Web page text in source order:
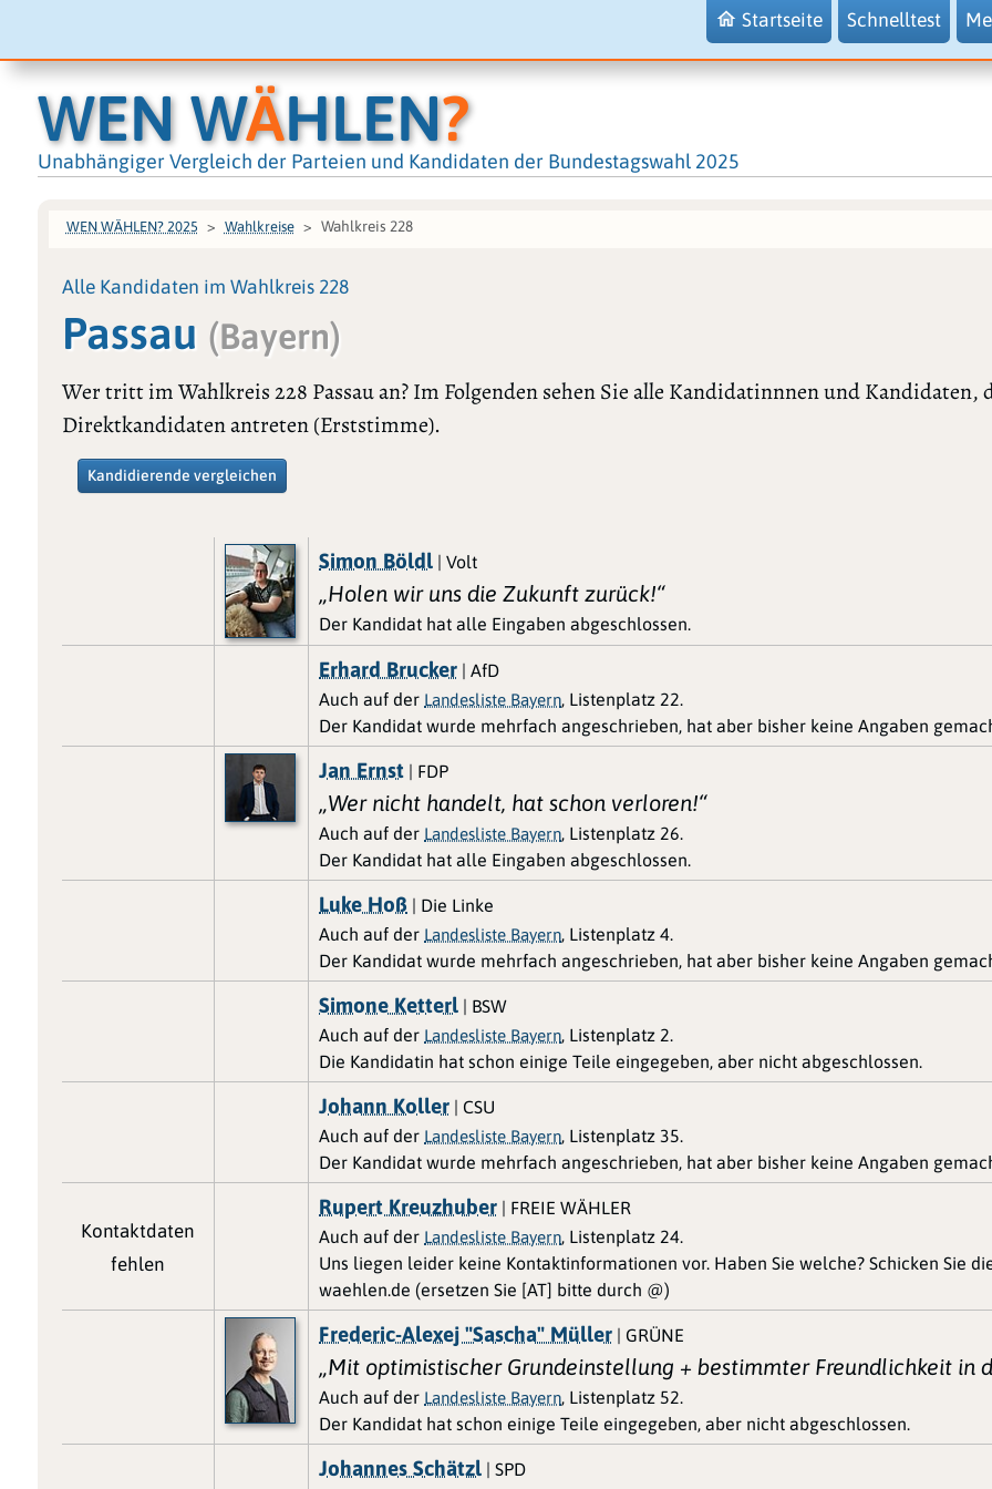
Startseite Schnelltest
WEN WÄHLEN?
Unabhängiger Vergleich der Parteien und Kandidaten der Bundestagswahl 2025
WEN WÄHLEN? 2025 Wahlkreise Wahlkreis 228
Alle Kandidaten im Wahlkreis 228
Passau (Bayern)
Wer tritt im Wahlkreis 228 Passau an? Im Folgenden sehen Sie alle Kandidatinnnen und Kandidaten,
Direktkandidaten antreten (Erststimme).
Kandidierende vergleichen
Simon Böldl | Volt
„Holen wir uns die Zukunft zurück!“
Der Kandidat hat alle Eingaben abgeschlossen.
Erhard Brucker | AfD
Auch auf der Landesliste Bayern, Listenplatz 22.
Der Kandidat wurde mehrfach angeschrieben, hat aber bisher keine Angaben
Jan Ernst | FDP
„Wer nicht handelt, hat schon verloren!“
Auch auf der Landesliste Bayern, Listenplatz 26.
Der Kandidat hat alle Eingaben abgeschlossen.
Luke Hoß | Die Linke
Auch auf der Landesliste Bayern, Listenplatz 4.
Der Kandidat wurde mehrfach angeschrieben, hat aber bisher keine Angaben
Simone Ketterl | BSW
Auch auf der Landesliste Bayern, Listenplatz 2.
Die Kandidatin hat schon einige Teile eingegeben, aber nicht abgeschlossen.
Johann Koller | CSU
Auch auf der Landesliste Bayern, Listenplatz 35.
Der Kandidat wurde mehrfach angeschrieben, hat aber bisher keine Angaben
Kontaktdaten
fehlen
Rupert Kreuzhuber | FREIE WÄHLER
Auch auf der Landesliste Bayern, Listenplatz 24.
Uns liegen leider keine Kontaktinformationen vor. Haben Sie welche? Schicken Sie
waehlen.de (ersetzen Sie [AT] bitte durch @)
Frederic-Alexej "Sascha" Müller | GRÜNE
„Mit optimistischer Grundeinstellung + bestimmter Freundlichkeit in
Auch auf der Landesliste Bayern, Listenplatz 52.
Der Kandidat hat schon einige Teile eingegeben, aber nicht abgeschlossen.
Johannes Schätzl | SPD